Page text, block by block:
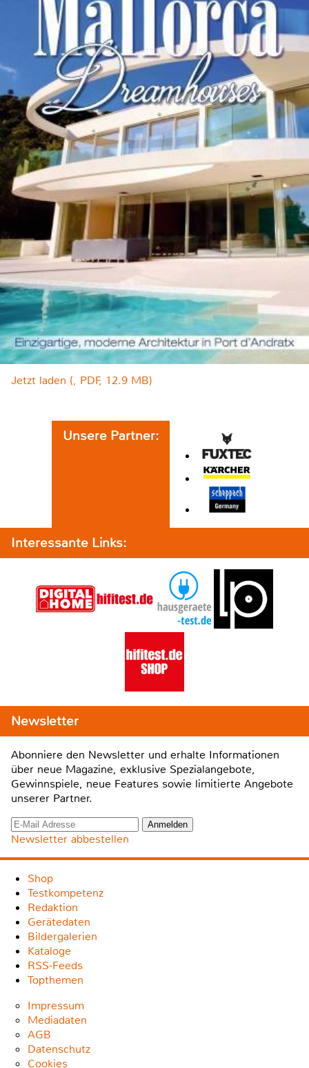
Jetzt laden (, PDF, 12.9 MB)
Unsere Partner:
Interessante Links:
Newsletter
Abonniere den Newsletter und erhalte Informationen
über neue Magazine, exklusive Spezialangebote,
Gewinnspiele, neue Features sowie limitierte Angebote
unserer Partner.
Newsletter abbestellen
Shop
Testkompetenz
Redaktion
Gerätedaten
Bildergalerien
Kataloge
RSS-Feeds
Topthemen
Impressum
Mediadaten
AGB
Datenschutz
Cookies